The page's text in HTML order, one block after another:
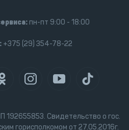
192655853. Свидетельство о гос.
горисполкомом от 27.05.2016г.
пн-пт 9:00 - 18:00
+375 (29) 354-78-22